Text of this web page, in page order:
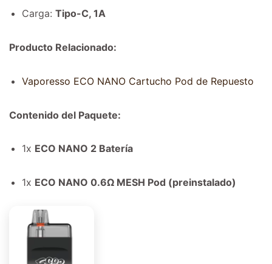
Carga: Tipo-C, 1A
Producto Relacionado:
Vaporesso ECO NANO Cartucho Pod de Repuesto
Contenido del Paquete:
1x ECO NANO 2 Batería
1x ECO NANO 0.6Ω MESH Pod (preinstalado)